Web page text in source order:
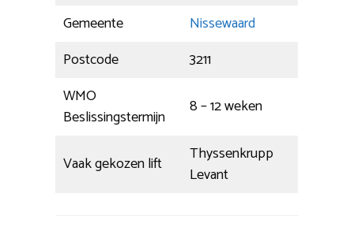
Gemeente
Nissewaard
Postcode
3211
WMO
Beslissingstermijn
8 – 12 weken
Vaak gekozen lift
Thyssenkrupp
Levant